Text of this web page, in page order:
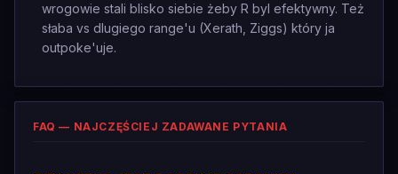
wrogowie stali blisko siebie żeby R byl efektywny. Też
słaba vs dlugiego range'u (Xerath, Ziggs) który ja
outpoke'uje.
FAQ — NAJCZĘŚCIEJ ZADAWANE PYTANIA